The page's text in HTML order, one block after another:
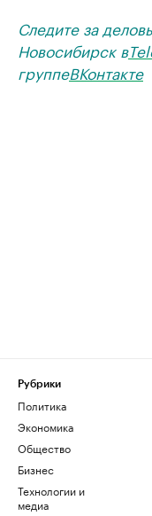
Следите за
Новосибирск в
группеВКонтакте
Рубрики
Политика
Экономика
Общество
Бизнес
Технологии и
медиа